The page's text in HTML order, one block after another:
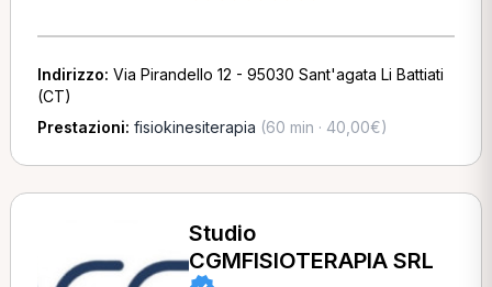
Indirizzo: Via Pirandello 12 - 95030 Sant'agata Li Battiati
(CT)
Prestazioni: fisiokinesiterapia (60 min · 40,00€)
Studio
CGMFISIOTERAPIA SRL